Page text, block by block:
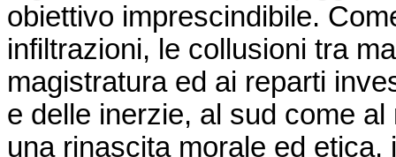
obiettivo imprescindibile.
infiltrazioni, le collusioni tra
magistratura ed ai reparti
e delle inerzie, al sud come
una rinascita morale ed